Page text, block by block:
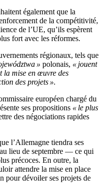
également que la
de la compétitivité,
de l’UE, qu’ils espèrent
fort avec les réformes.
régionaux, tels que
» polonais, « jouent
la mise en œuvre des
des projets ».
européen chargé du
ses propositions « le plus
des négociations rapides
l’Allemagne tiendra ses
lieu de septembre — ce qui
précoces. En outre, la
attendre la mise en place
pour dévoiler ses projets de